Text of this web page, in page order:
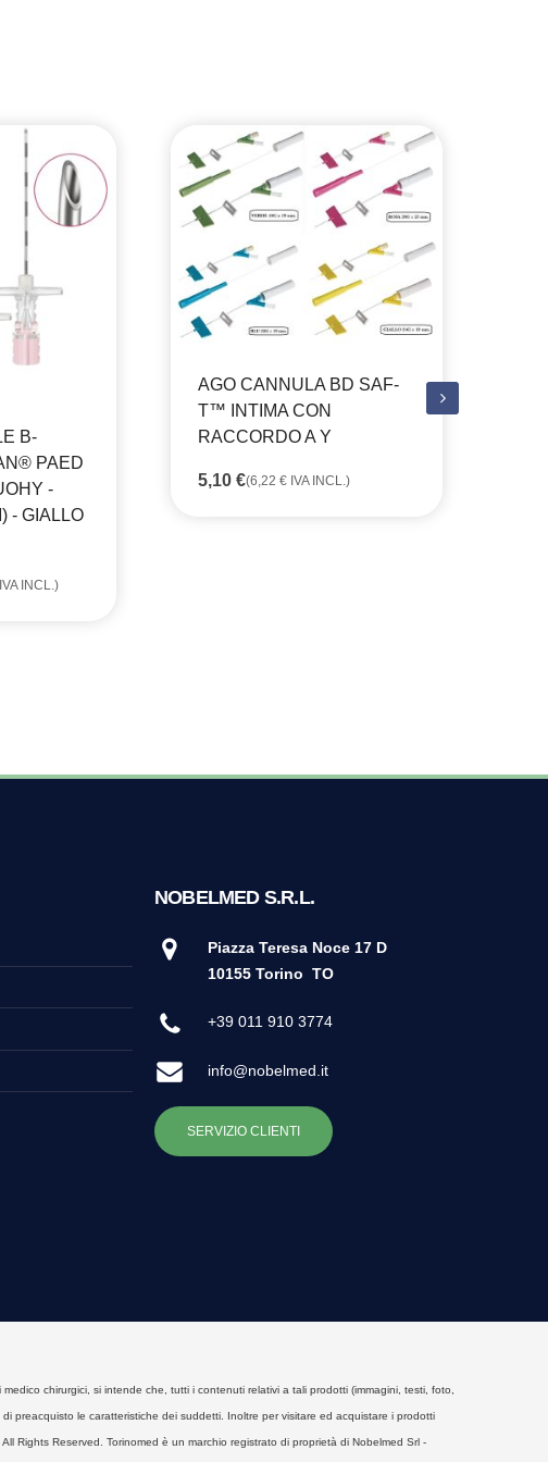
B-
PAED
-
- GIALLO
IVA INCL.)
AGO CANNULA BD SAF-
T™ INTIMA CON
RACCORDO A Y
5,10 €(6,22 € IVA INCL.)
NOBELMED S.R.L.
Piazza Teresa Noce 17 D
10155 Torino TO
+39 011 910 3774
info@nobelmed.it
SERVIZIO CLIENTI
chirurgici, si intende che, tutti i contenuti relativi a tali prodotti (immagini, testi, foto,
preacquisto le caratteristiche dei suddetti. Inoltre per visitare ed acquistare i prodotti
Rights Reserved. Torinomed è un marchio registrato di proprietà di Nobelmed Srl -